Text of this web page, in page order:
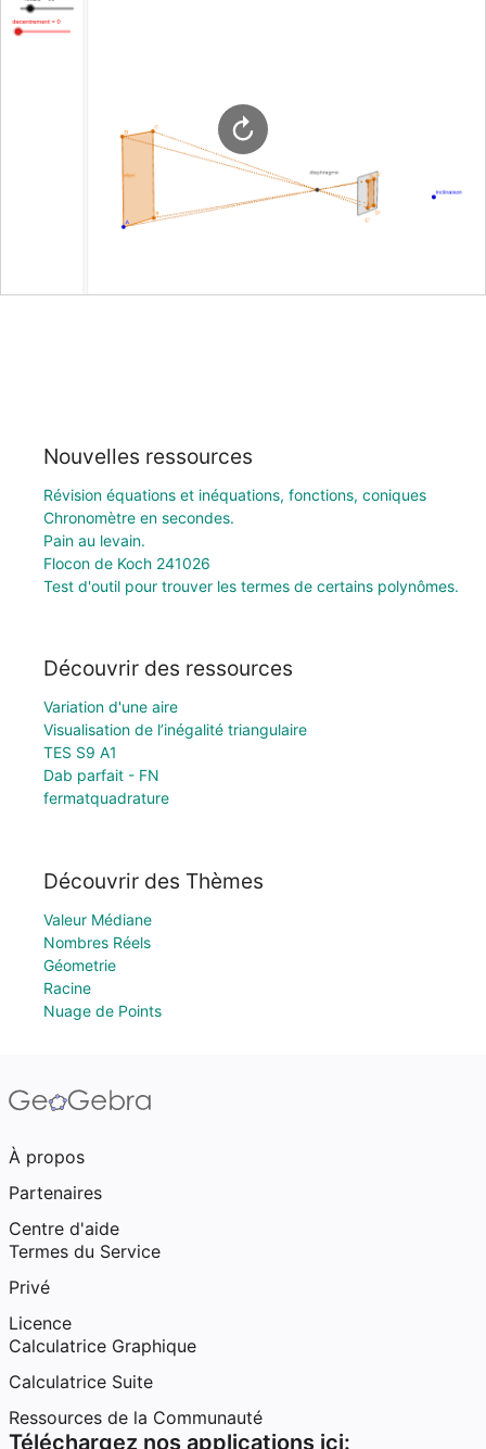
Nouvelles ressources
Révision équations et inéquations, fonctions, coniques
Chronomètre en secondes.
Pain au levain.
Flocon de Koch 241026
Test d'outil pour trouver les termes de certains polynômes.
Découvrir des ressources
Variation d'une aire
Visualisation de l’inégalité triangulaire
TES S9 A1
Dab parfait - FN
fermatquadrature
Découvrir des Thèmes
Valeur Médiane
Nombres Réels
Géometrie
Racine
Nuage de Points
À propos
Partenaires
Centre d'aide
Termes du Service
Privé
Licence
Calculatrice Graphique
Calculatrice Suite
Ressources de la Communauté
Téléchargez nos applications ici: